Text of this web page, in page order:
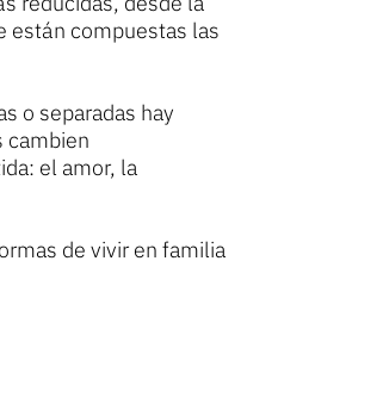
están compuestas las
o separadas hay
cambien
el amor, la
de vivir en familia